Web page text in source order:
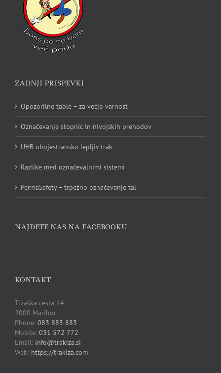
ZADNJI PRISPEVKI
Opozorilne table – za večjo varnost
Označevanje stopnic in nivojskih prehodov
UHB obojestransko lepljiv trak
Razlike med označevalnimi sistemi
PermaSafety – trpežno označevanje tal
NAJDETE NAS NA FACEBOOKU
KONTAKT
Tržaška cesta 14
2000 Maribor
Phone: 083 883 883
Mobile: 031 572 772
Email: info@trakiza.si
Web: https;//trakiza.com